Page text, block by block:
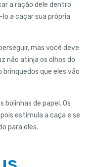
a ração dele dentro
a caçar sua própria
mas você deve
não atinja os olhos do
brinquedos que eles vão
bolinhas de papel. Os
estimula a caça e se
para eles.